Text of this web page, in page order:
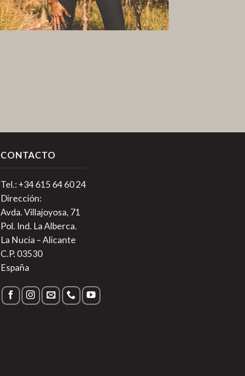
CONTACTO
Tel.: +34 615 64 60 24
Dirección:
Avda. Villajoyosa, 71
Pol. Ind. La Alberca.
La Nucia – Alicante
C.P. 03530
España